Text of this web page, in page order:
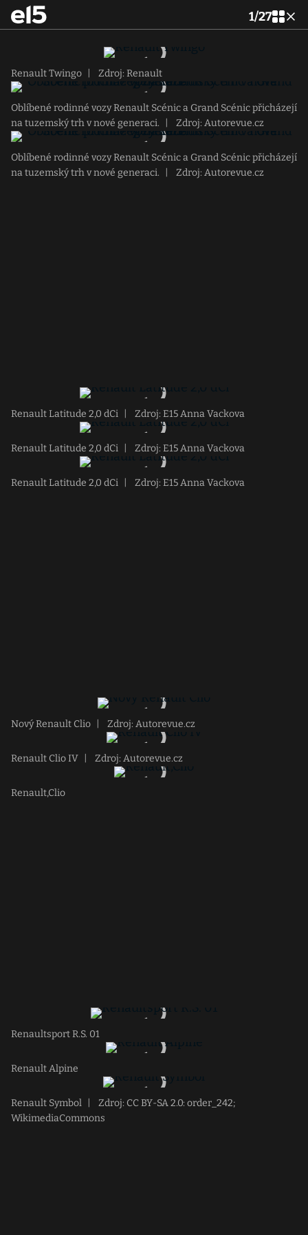
1/27
Renault Twingo Zdroj: Renault
Oblíbené rodinné vozy Renault Scénic a Grand Scénic přicházejí
na tuzemský trh v nové generaci.
Zdroj: Autorevue.cz
Oblíbené rodinné vozy Renault Scénic a Grand Scénic přicházejí
na tuzemský trh v nové generaci.
Zdroj: Autorevue.cz
Renault Latitude 2,0 dCi Zdroj: E15 Anna Vackova
Renault Latitude 2,0 dCi Zdroj: E15 Anna Vackova
Renault Latitude 2,0 dCi Zdroj: E15 Anna Vackova
Nový Renault Clio Zdroj: Autorevue.cz
Renault Clio IV Zdroj: Autorevue.cz
Renault,Clio
Renaultsport R.S. 01
Renault Alpine
Renault Symbol
Zdroj: CC BY-SA 2.0: order_242;
WikimediaCommons